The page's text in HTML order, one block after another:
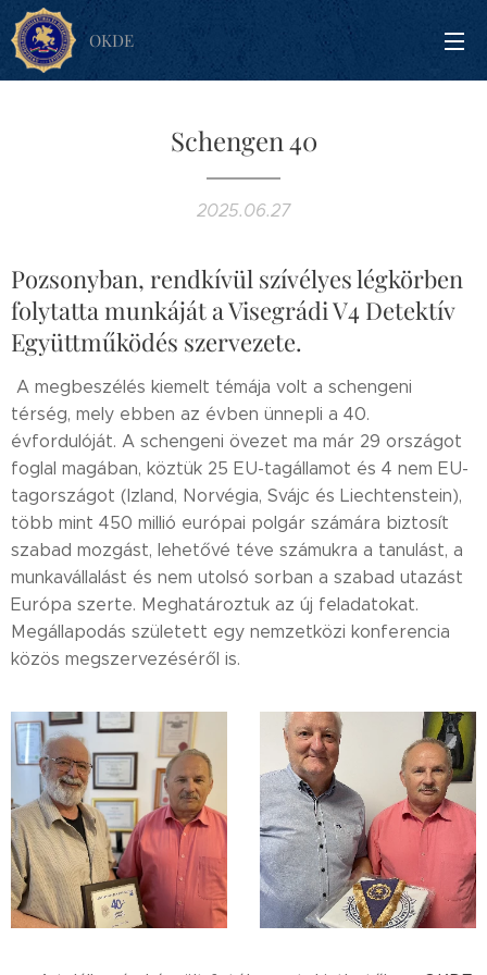
OKDE
Schengen 40
2025.06.27
Pozsonyban, rendkívül szívélyes légkörben
folytatta munkáját a Visegrádi V4 Detektív
Együttműködés szervezete.
A megbeszélés kiemelt témája volt a schengeni
térség, mely ebben az évben ünnepli a 40.
évfordulóját. A schengeni övezet ma már 29 országot
foglal magában, köztük 25 EU-tagállamot és 4 nem EU-
tagországot (Izland, Norvégia, Svájc és Liechtenstein),
több mint 450 millió európai polgár számára biztosít
szabad mozgást, lehetővé téve számukra a tanulást, a
munkavállalást és nem utolsó sorban a szabad utazást
Európa szerte. Meghatároztuk az új feladatokat.
Megállapodás született egy nemzetközi konferencia
közös megszervezéséről is.